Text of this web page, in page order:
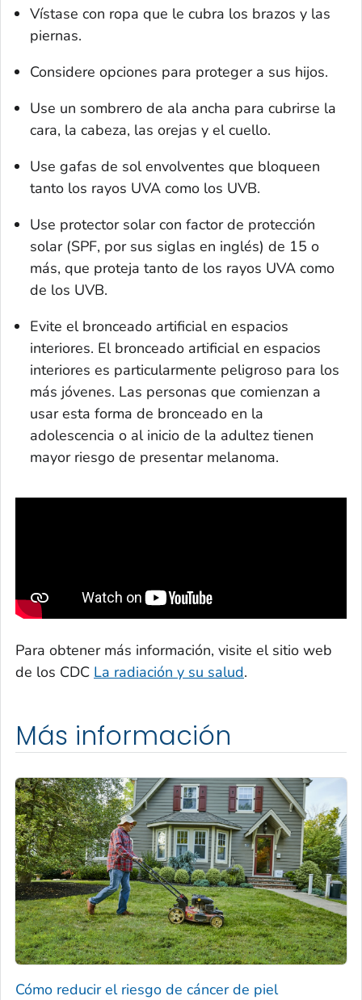
Vístase con ropa que le cubra los brazos y las
piernas.
Considere opciones para proteger a sus hijos.
Use un sombrero de ala ancha para cubrirse la
cara, la cabeza, las orejas y el cuello.
Use gafas de sol envolventes que bloqueen
tanto los rayos UVA como los UVB.
Use protector solar con factor de protección
solar (SPF, por sus siglas en inglés) de 15 o
más, que proteja tanto de los rayos UVA como
de los UVB.
Evite el bronceado artificial en espacios
interiores. El bronceado artificial en espacios
interiores es particularmente peligroso para los
más jóvenes. Las personas que comienzan a
usar esta forma de bronceado en la
adolescencia o al inicio de la adultez tienen
mayor riesgo de presentar melanoma.
Para obtener más información, visite el sitio web
de los CDC La radiación y su salud.
Más información
Cómo reducir el riesgo de cáncer de piel